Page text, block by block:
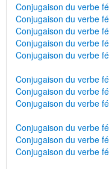
Conjugaison du verbe
Conjugaison du verbe
Conjugaison du verbe
Conjugaison du verbe
Conjugaison du verbe
Conjugaison du verbe
Conjugaison du verbe
Conjugaison du verbe
Conjugaison du verbe
Conjugaison du verbe
Conjugaison du verbe